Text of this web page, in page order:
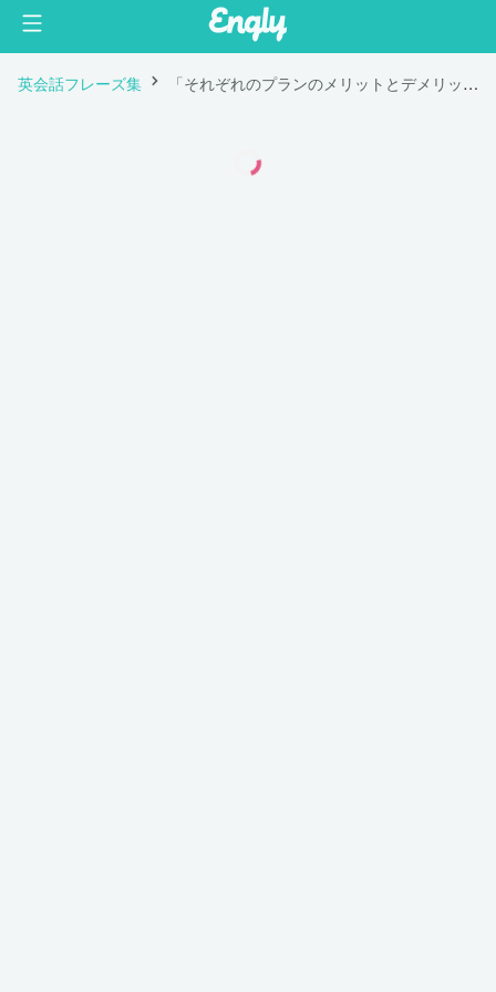
英会話フレーズ集 「それぞれのプランのメリットとデメリットを教えてもらえますか？」は英語で "Can you tell me the pros and cons of each plan?"